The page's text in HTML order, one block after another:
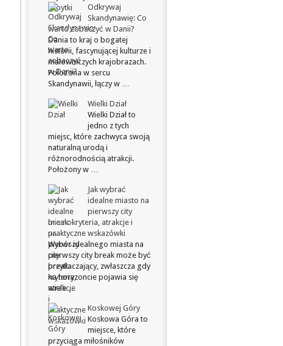
Odkrywaj
Skandynawię: Co
warto zobaczyć w Danii?
Dania to kraj o bogatej
historii, fascynującej kulturze i
malowniczych krajobrazach.
Położona w sercu
Skandynawii, łączy w …
Wielki Dział
Wielki Dział to
jedno z tych
miejsc, które zachwyca swoją
naturalną urodą i
różnorodnością atrakcji.
Położony w …
Jak wybrać
idealne miasto na
pierwszy city
break: kryteria, atrakcje i
praktyczne wskazówki
Wybór idealnego miasta na
pierwszy city break może być
przytłaczający, zwłaszcza gdy
na horyzoncie pojawia się
wiele …
Koskowej Góry
Koskowa Góra to
miejsce, które
przyciąga miłośników